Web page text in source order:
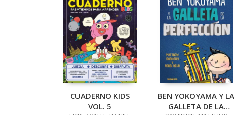
CUADERNO KIDS
VOL. 5
BEN YOKOYAMA Y LA
GALLETA DE LA